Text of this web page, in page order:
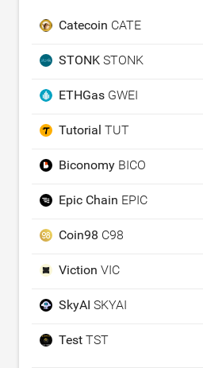
Catecoin CATE
STONK STONK
ETHGas GWEI
Tutorial TUT
Biconomy BICO
Epic Chain EPIC
Coin98 C98
Viction VIC
SkyAI SKYAI
Test TST